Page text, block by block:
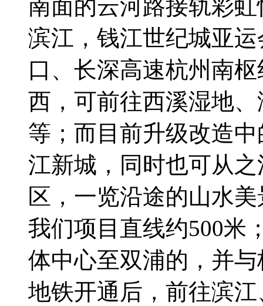
南面的云河路接轨彩
滨江，钱江世纪城亚
口、长深高速杭州南
西，可前往西溪湿地
等；而目前升级改造
江新城，同时也可从
区，一览沿途的山水
我们项目直线约500米
体中心至双浦的，并
地铁开通后，前往滨